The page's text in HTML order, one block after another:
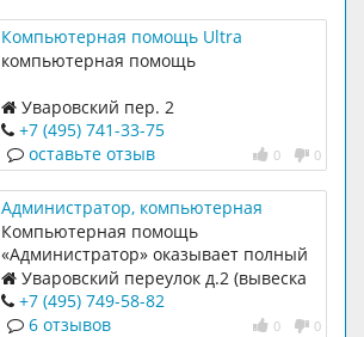
Компьютерная помощь Ultra
компьютерная помощь
Уваровский пер. 2
+7 (495) 741-33-75
0 0
оставьте отзыв
Администратор, компьютерная
помощь.
Компьютерная помощь
«Администратор» оказывает полный
спектр услуг в области
информационных технологий и
компьютерной безопасности.
Уваровский переулок д.2 (вывеска
ремонт ноутбуков)
+7 (495) 749-58-82
0 0
6 отзывов